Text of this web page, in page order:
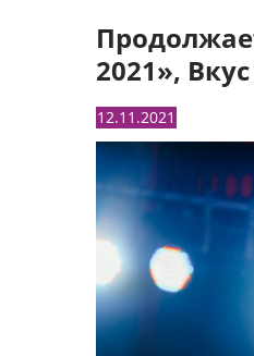
2021»,
12.11.2021